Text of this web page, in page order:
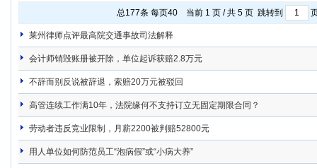
总177条 每页40 当前 1 页 / 共 5 页 跳转到
莱州律师点评最高院交通事故司法解释
会计师销毁账册被开除，单位起诉获赔2.8万元
不辞而别反说被辞退，索赔20万元被驳回
高管连续工作满10年，法院缘何不支持订立无固定期限合同？
劳动者违反竞业限制，月薪2200被判赔52800元
用人单位如何防范员工“泡病假”或“小病大养”